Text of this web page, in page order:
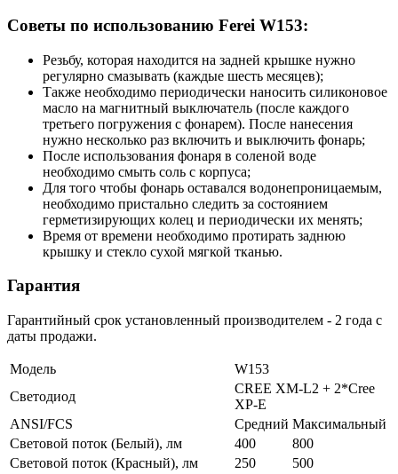
Советы по использованию Ferei W153:
Резьбу, которая находится на задней крышке нужно
регулярно смазывать (каждые шесть месяцев);
Также необходимо периодически наносить силиконовое
масло на магнитный выключатель (после каждого
третьего погружения с фонарем). После нанесения
нужно несколько раз включить и выключить фонарь;
После использования фонаря в соленой воде
необходимо смыть соль с корпуса;
Для того чтобы фонарь оставался водонепроницаемым,
необходимо пристально следить за состоянием
герметизирующих колец и периодически их менять;
Время от времени необходимо протирать заднюю
крышку и стекло сухой мягкой тканью.
Гарантия
Гарантийный срок установленный производителем - 2 года с
даты продажи.
Модель
W153
Светодиод
CREE XM-L2 + 2*Cree
XP-E
ANSI/FCS
Средний Максимальный
Световой поток (Белый), лм
400
800
Световой поток (Красный), лм
250
500